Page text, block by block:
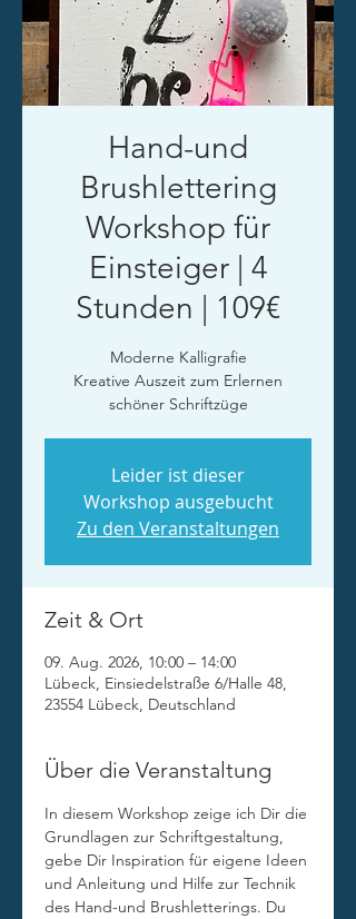
Hand-und
Brushlettering
Workshop für
Einsteiger | 4
Stunden | 109€
Moderne Kalligrafie
Kreative Auszeit zum Erlernen
schöner Schriftzüge
Leider ist dieser
Workshop ausgebucht
Zu den Veranstaltungen
Zeit & Ort
09. Aug. 2026, 10:00 – 14:00
Lübeck, Einsiedelstraße 6/Halle 48,
23554 Lübeck, Deutschland
Über die Veranstaltung
In diesem Workshop zeige ich Dir die
Grundlagen zur Schriftgestaltung,
gebe Dir Inspiration für eigene Ideen
und Anleitung und Hilfe zur Technik
des Hand-und Brushletterings. Du